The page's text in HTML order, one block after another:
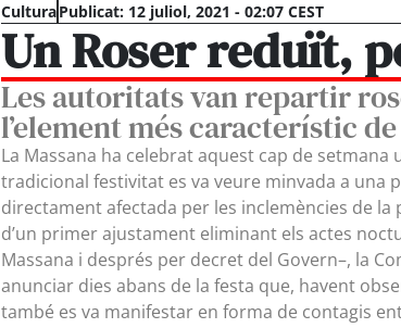
CulturaPublicat: 12 juliol, 2021 - 02:07 CEST
Un Roser reduït,
Les autoritats van repartir
l’element més característic
La Massana ha celebrat aquest cap de setmana
tradicional festivitat es va veure minvada a una
directament afectada per les inclemències de
d’un primer ajustament eliminant els actes
Massana i després per decret del Govern–, la
anunciar dies abans de la festa que, havent
també es va manifestar en forma de contagis